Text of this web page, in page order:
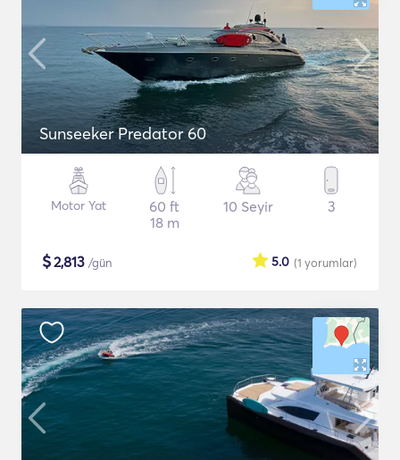
Sunseeker Predator 60
Motor Yat
60 ft
18 m
10 Seyir 3
$2,813 /gün (1 yorumlar)
5.0